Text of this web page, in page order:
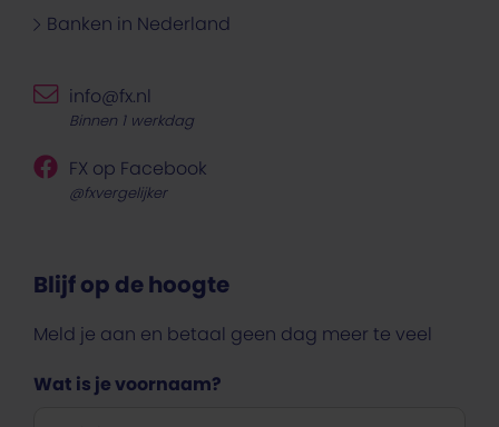
Banken in Nederland
Blijf op de hoogte
Meld je aan en betaal geen dag meer te veel
Wat is je voornaam?
info@fx.nl
Binnen 1 werkdag
FX op Facebook
@fxvergelijker